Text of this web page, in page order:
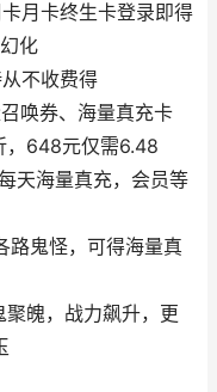
月卡终生卡登录即得
化
不收费得
唤券、海量真充卡
，648元仅需6.48
天海量真充，会员等
路鬼怪，可得海量真
聚魄，战力飙升，更